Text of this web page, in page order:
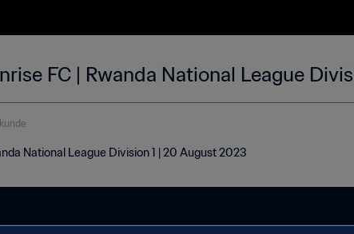
FC | Rwanda National League
National League Division 1 | 20 August 2023